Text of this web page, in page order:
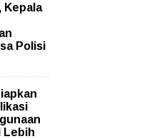
Kepala
Polisi
Lebih